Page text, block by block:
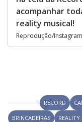
acompanhar
reality musical!
Reprodução/Instagram
RECORD
BRINCADEIRAS